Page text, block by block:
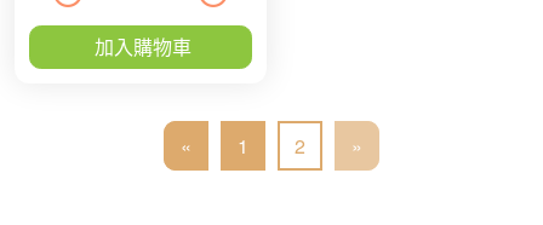
加入購物車
« 1 2 »